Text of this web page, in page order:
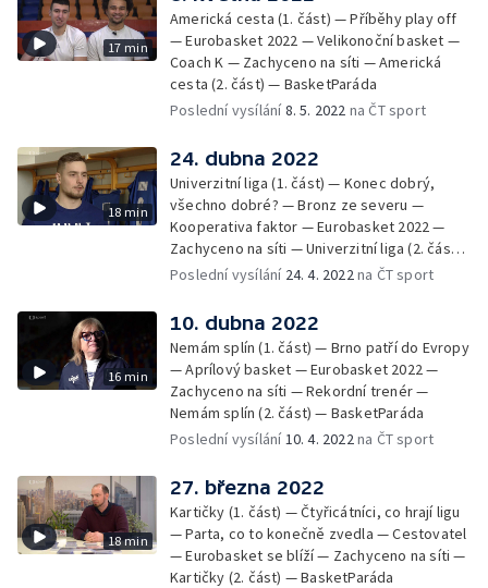
17 min
Americká cesta (1. část) — Příběhy play off
— Eurobasket 2022 — Velikonoční basket —
Coach K — Zachyceno na síti — Americká
cesta (2. část) — BasketParáda
Poslední vysílání8. 5. 2022 na ČT sport
18 min
24. dubna 2022
Univerzitní liga (1. část) — Konec dobrý,
všechno dobré? — Bronz ze severu —
Kooperativa faktor — Eurobasket 2022 —
Zachyceno na síti — Univerzitní liga (2. část)
— BasketParáda
Poslední vysílání 24. 4. 2022 na ČT sport
16 min
10. dubna 2022
Nemám splín (1. část) — Brno patří do Evropy
— Aprílový basket — Eurobasket 2022 —
Zachyceno na síti — Rekordní trenér —
Nemám splín (2. část) — BasketParáda
Poslední vysílání 10. 4. 2022 na ČT sport
18 min
27. března 2022
Kartičky (1. část) — Čtyřicátníci, co hrají ligu
— Parta, co to konečně zvedla — Cestovatel
— Eurobasket se blíží — Zachyceno na síti —
Kartičky (2. část) — BasketParáda